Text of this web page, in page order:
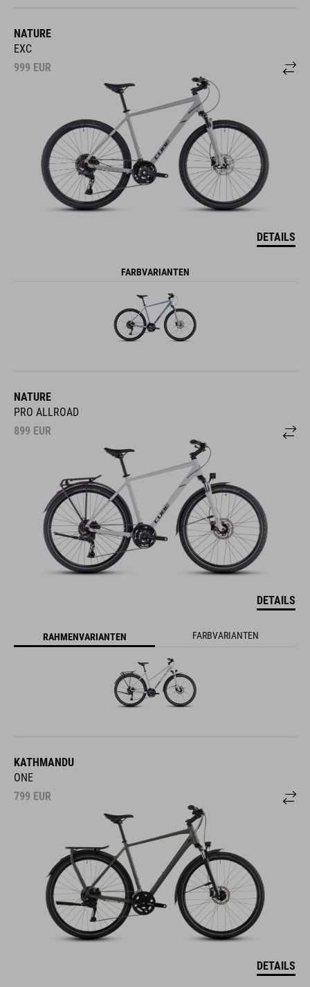
NATURE
EXC
999 EUR
DETAILS
NATURE
PRO ALLROAD
899 EUR
DETAILS
FARBVARIANTEN
KATHMANDU
ONE
799 EUR
DETAILS